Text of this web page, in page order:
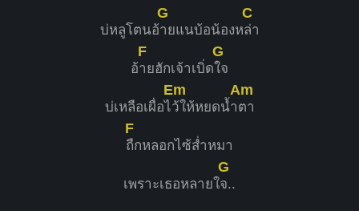
บ่หลูโตนอ้
G
ายแนบ้อน้องห
C
ล่า
อ้
F
ายฮักเจ้าเบิ่ด
G
ใจ
บ่เหลือเผื่อไ
Em
ว้ให้หยดน้ำ
Am
ตา
F
ถืกหลอกไซ้ส่ำหมา
เพราะเธอหลายใ
G
จ..